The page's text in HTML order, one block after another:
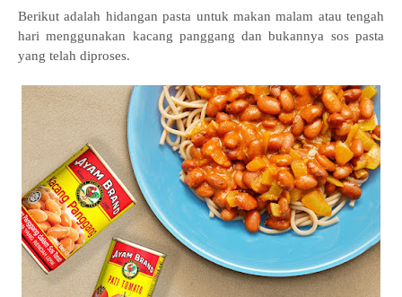
Berikut adalah hidangan pasta untuk makan malam atau tengah
hari menggunakan kacang panggang dan bukannya sos pasta
yang telah diproses.